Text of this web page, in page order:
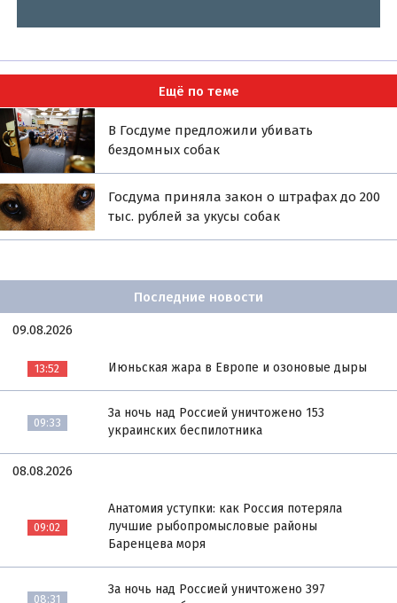
Ещё по теме
В Госдуме предложили убивать
бездомных собак
Госдума приняла закон о штрафах до 200
тыс. рублей за укусы собак
Последние новости
09.08.2026
13:52 Июньская жара в Европе и озоновые дыры
09:33
За ночь над Россией уничтожено 153
украинских беспилотника
08.08.2026
09:02
Анатомия уступки: как Россия потеряла
лучшие рыбопромысловые районы
Баренцева моря
08:31
За ночь над Россией уничтожено 397